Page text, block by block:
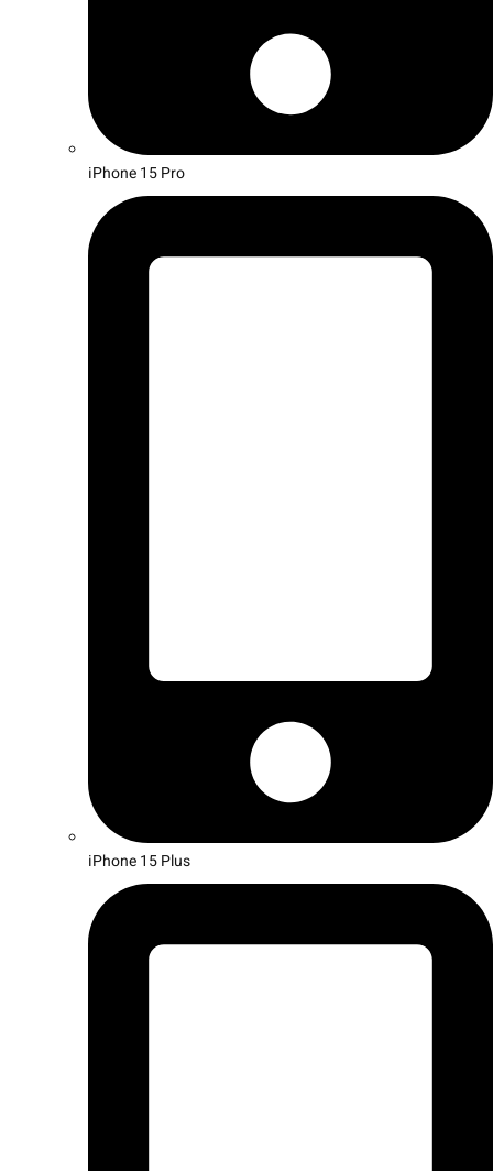
iPhone 15 Pro
iPhone 15 Plus